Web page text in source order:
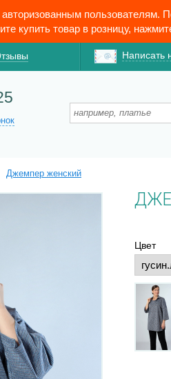
пользователям.
купить товар в розницу,
Написать
Джемпер женский
Цвет